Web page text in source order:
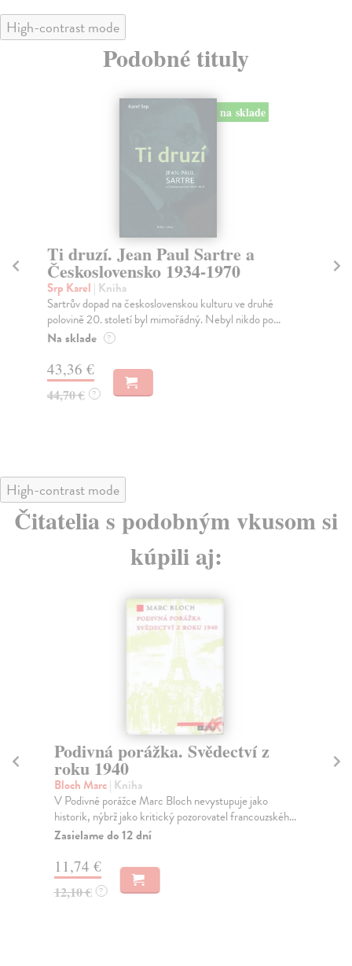
High-contrast mode
Podobné tituly
na sklade
Ti druzí. Jean Paul Sartre a
Československo 1934-1970
Srp Karel | Kniha
Sartrův dopad na československou kulturu ve druhé
polovině 20. století byl mimořádný. Nebyl nikdo po...
Na sklade ?
43,36 €
44,70 € ?
High-contrast mode
Čitatelia s podobným vkusom si
kúpili aj:
Podivná porážka. Svědectví z
roku 1940
Bloch Marc| Kniha
V Podivné porážce Marc Bloch nevystupuje jako
historik, nýbrž jako kritický pozorovatel francouzskéh...
Zasielame do 12 dní
11,74 €
12,10 € ?
T